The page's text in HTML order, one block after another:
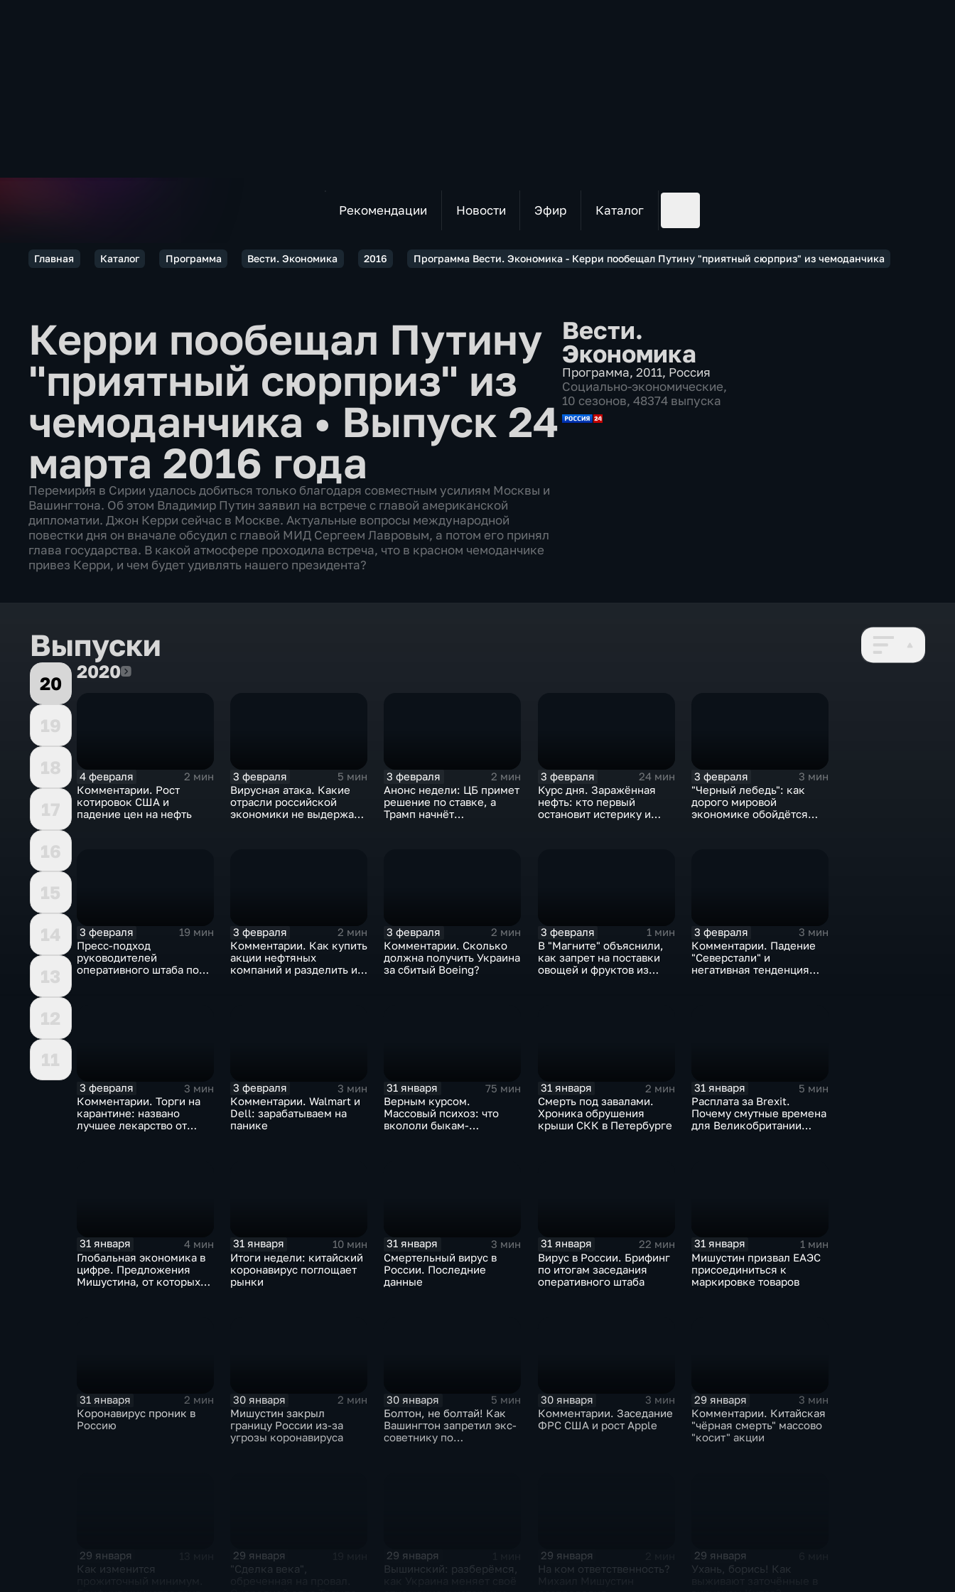
Рекомендации Новости Эфир Каталог
Главная Каталог Программа Вести. Экономика 2016 Программа Вести. Экономика - Керри пообещал Путину "приятный сюрприз" из чемоданчика
Керри пообещал Путину
"приятный сюрприз" из
чемоданчика • Выпуск 24
марта 2016 года
Перемирия в Сирии удалось добиться только благодаря совместным усилиям Москвы и
Вашингтона. Об этом Владимир Путин заявил на встрече с главой американской
дипломатии. Джон Керри сейчас в Москве. Актуальные вопросы международной
повестки дня он вначале обсудил с главой МИД Сергеем Лавровым, а потом его принял
глава государства. В какой атмосфере проходила встреча, что в красном чемоданчике
привез Керри, и чем будет удивлять нашего президента?
Вести.
Экономика
Программа, 2011, Россия
Социально-экономические,
10 сезонов, 48374 выпуска
Выпуски
20
19
18
17
16
15
14
13
12
11
20202020
4 февраля
2 мин
Комментарии. Рост
котировок США и
падение цен на нефть
3 февраля
5 мин
Вирусная атака. Какие
отрасли российской
экономики не выдержат
3 февраля
2 мин
Анонс недели: ЦБ примет
решение по ставке, а
Трамп начнёт
3 февраля
24 мин
Курс дня. Заражённая
нефть: кто первый
остановит истерику и
3 февраля
3 мин
"Черный лебедь": как
дорого мировой
экономике обойдётся
3 февраля
19 мин
Пресс-подход
руководителей
оперативного штаба по
3 февраля
2 мин
Комментарии. Как купить
акции нефтяных
компаний и разделить их
3 февраля
2 мин
Комментарии. Сколько
должна получить Украина
за сбитый Boeing?
3 февраля
1 мин
В "Магните" объяснили,
как запрет на поставки
овощей и фруктов из
3 февраля
3 мин
Комментарии. Падение
"Северстали" и
негативная тенденция
3 февраля
3 мин
Комментарии. Торги на
карантине: названо
лучшее лекарство от
3 февраля
3 мин
Комментарии. Walmart и
Dell: зарабатываем на
панике
31 января
75 мин
Верным курсом.
Массовый психоз: что
вкололи быкам-
31 января
2 мин
Смерть под завалами.
Хроника обрушения
крыши СКК в Петербурге
31 января
5 мин
Расплата за Brexit.
Почему смутные времена
для Великобритании
31 января
4 мин
Глобальная экономика в
цифре. Предложения
Мишустина, от которых
31 января
10 мин
Итоги недели: китайский
коронавирус поглощает
рынки
31 января
3 мин
Смертельный вирус в
России. Последние
данные
31 января
22 мин
Вирус в России. Брифинг
по итогам заседания
оперативного штаба
31 января
1 мин
Мишустин призвал ЕАЭС
присоединиться к
маркировке товаров
31 января
2 мин
Коронавирус проник в
Россию
30 января
2 мин
Мишустин закрыл
границу России из-за
угрозы коронавируса
30 января
5 мин
Болтон, не болтай! Как
Вашингтон запретил экс-
советнику по
30 января
3 мин
Комментарии. Заседание
ФРС США и рост Apple
29 января
3 мин
Комментарии. Китайская
"чёрная смерть" массово
"косит" акции
29 января
Как изменится
29 января
"Сделка века",
29 января
Вышинский: разберёмся,
29 января
На ком ответственность?
29 января
Ухань, борись! Как